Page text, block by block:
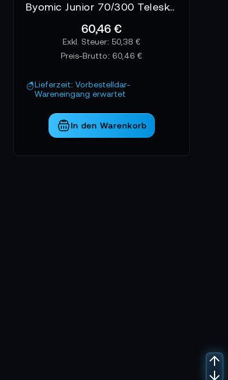
Byomic Junior 70/300 Teleskop
60,46 €
50,38 €
Preis-Brutto: 60,46 €
Lieferzeit: Vorbestelldar-
Wareneingang erwartet
In den Warenkorb